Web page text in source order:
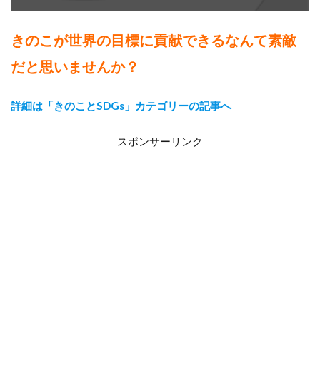
きのこが世界の目標に貢献できるなんて素敵
だと思いませんか？
詳細は「きのことSDGs」カテゴリーの記事へ
スポンサーリンク